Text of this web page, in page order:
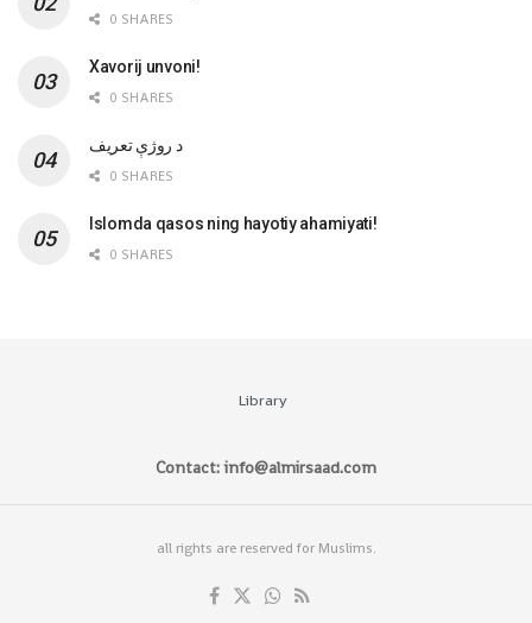
0 SHARES
Xavorij unvoni!
0 SHARES
‌د روژې تعریف
0 SHARES
Islomda qasos ning hayotiy ahamiyati!
0 SHARES
Library
Contact: info@almirsaad.com
all rights are reserved for Muslims.